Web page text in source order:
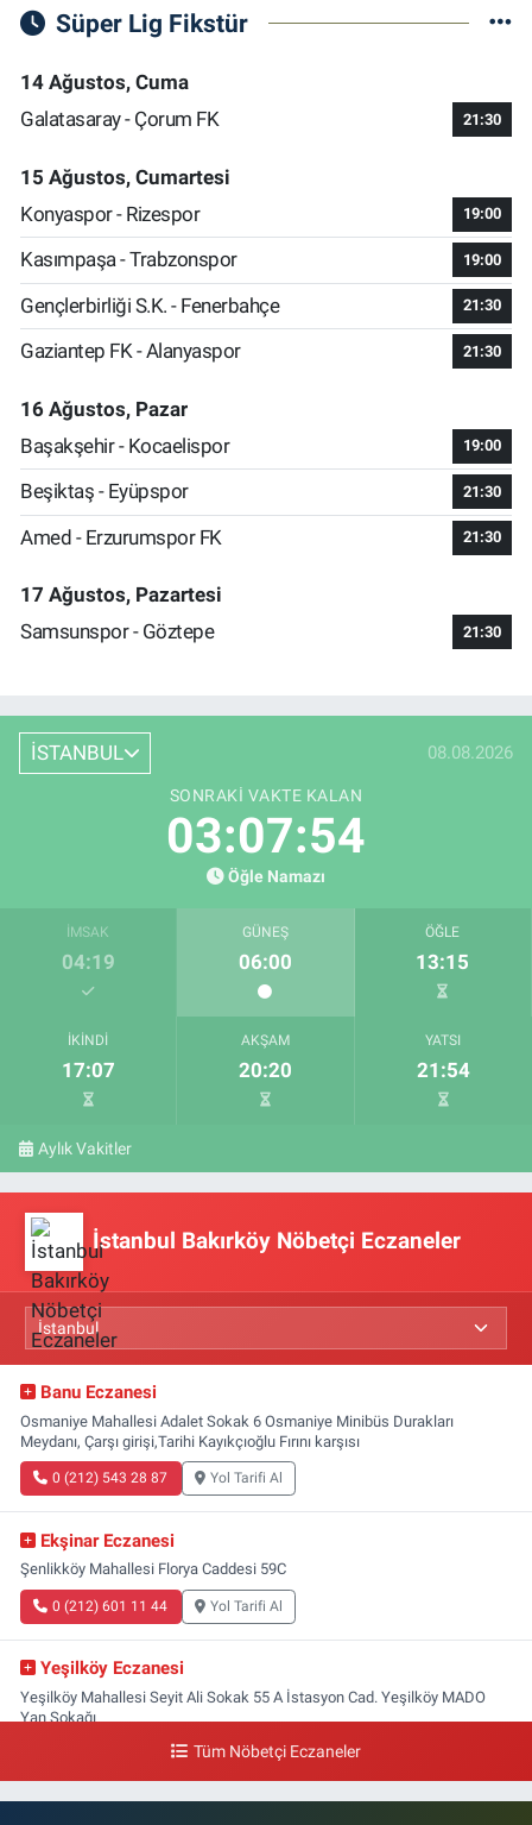
Süper Lig Fikstür
14 Ağustos, Cuma
Galatasaray - Çorum FK
21:30
15 Ağustos, Cumartesi
Konyaspor - Rizespor
19:00
Kasımpaşa - Trabzonspor 19:00
Gençlerbirliği S.K. - Fenerbahçe 21:30
Gaziantep FK - Alanyaspor 21:30
16 Ağustos, Pazar
Başakşehir - Kocaelispor
19:00
Beşiktaş - Eyüpspor 21:30
Amed - Erzurumspor FK 21:30
17 Ağustos, Pazartesi
Samsunspor - Göztepe
21:30
İSTANBUL 08.08.2026
SONRAKI VAKTE KALAN
03:07:54
Öğle Namazı
İMSAK
04:19
GÜNEŞ
06:00
ÖĞLE
13:15
İKINDI
17:07
AKŞAM
20:20
YATSI
21:54
Aylık Vakitler
İstanbul Bakırköy Nöbetçi Eczaneler
Banu Eczanesi
Osmaniye Mahallesi Adalet Sokak 6 Osmaniye Minibüs Durakları
Meydanı, Çarşı girişi,Tarihi Kayıkçıoğlu Fırını karşısı
0 (212) 543 28 87 Yol Tarifi Al
Ekşinar Eczanesi
Şenlikköy Mahallesi Florya Caddesi 59C
0 (212) 601 11 44 Yol Tarifi Al
Yeşilköy Eczanesi
Yeşilköy Mahallesi Seyit Ali Sokak 55 A İstasyon Cad. Yeşilköy MADO
Yan Sokağı
Yol Tarifi Al
Tüm Nöbetçi Eczaneler